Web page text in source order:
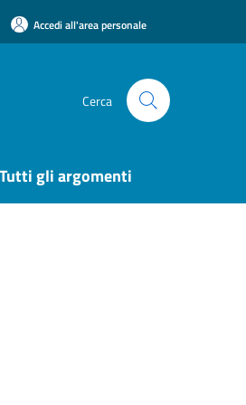
Accedi all'area personale
Cerca
Tutti gli argomenti